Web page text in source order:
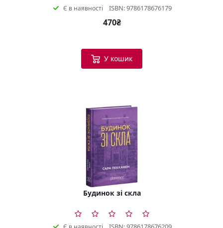
Є в наявності ISBN: 9786178676179
470₴
У кошик
Будинок зі скла